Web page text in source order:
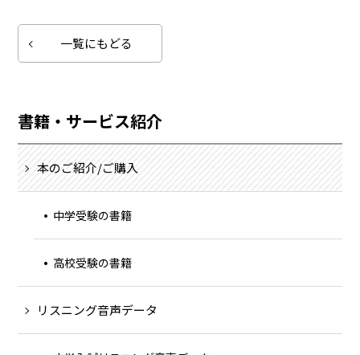
一覧にもどる
書籍・サービス紹介
本のご紹介/ご購入
中学受験の書籍
高校受験の書籍
リスニング音声データ